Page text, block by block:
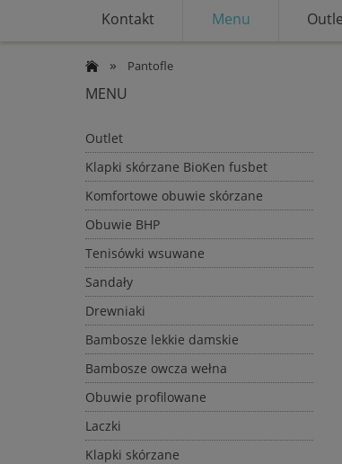
Kontakt Menu
Klapki ekologiczne
» Pantofle
MENU
Outlet
Klapki skórzane BioKen fusbet
Komfortowe obuwie skórzane
Obuwie BHP
Tenisówki wsuwane
Sandały
Drewniaki
Bambosze lekkie damskie
Bambosze owcza wełna
Obuwie profilowane
Laczki
Klapki skórzane